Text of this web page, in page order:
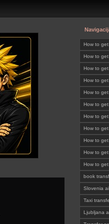
How to
How to
Slovenia
How to
SLOVENIA
How to
How to
How to
SLOVENIA
How to
SLOVENIA
How to
SLOVENIA
How to
SLOVENIA
How to
SLOVENIA
How to
SLOVENIA
book
Slovenia
Taxi
Ljubljana